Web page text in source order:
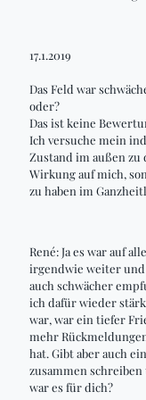
17.1.2019
Das Feld war
oder?
Das ist keine
Ich versuche mein
Zustand im außen
Wirkung auf mich,
zu haben im
René: Ja es war auf
irgendwie weiter
auch schwächer
ich dafür wieder
war, war ein tiefer
mehr
hat. Gibt aber auch
zusammen
war es für dich?